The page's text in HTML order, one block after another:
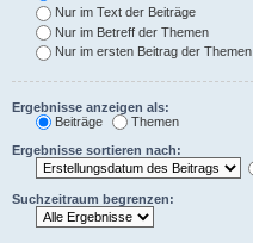
Nur im Text der Beiträge
Nur im Betreff der Themen
Nur im ersten Beitrag der Themen
Ergebnisse anzeigen als:
Beiträge
Themen
Ergebnisse sortieren nach:
Suchzeitraum begrenzen: